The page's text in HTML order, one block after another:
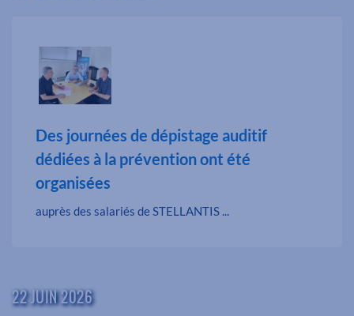
Des journées de dépistage auditif
dédiées à la prévention ont été
organisées
auprès des salariés de STELLANTIS ...
22 JUIN 2026